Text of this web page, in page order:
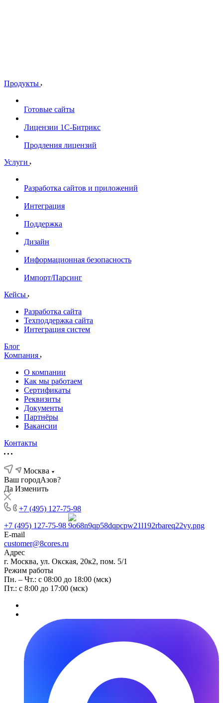
Продукты
Готовые сайты
Лицензии 1С-Битрикс
Продления лицензий
Услуги
Разработка сайтов и приложений
Интеграция
Поддержка
Дизайн
Информационная безопасность
Импорт/Парсинг
Кейсы
Разработка сайта
Техподдержка сайта
Интеграция систем
Блог
Компания
О компании
Как мы работаем
Сертификаты
Реквизиты
Документы
Партнёры
Вакансии
Контакты
Москва
Ваш городАзов?
Да Изменить
+7 (495) 127-75-98
+7 (495) 127-75-98
E-mail
customer@8cores.ru
Адрес
г. Москва, ул. Окская, 20к2, пом. 5/1
Режим работы
Пн. – Чт.: с 08:00 до 18:00 (мск)
Пт.: с 8:00 до 17:00 (мск)